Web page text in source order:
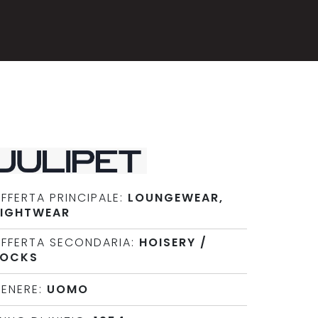
PRINCIPALE: LOUNGEWEAR,
SECONDARIA: HOISERY /
UOMO